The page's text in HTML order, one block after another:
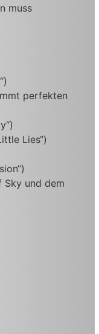
muss
perfekten
Lies“)
Sky und dem